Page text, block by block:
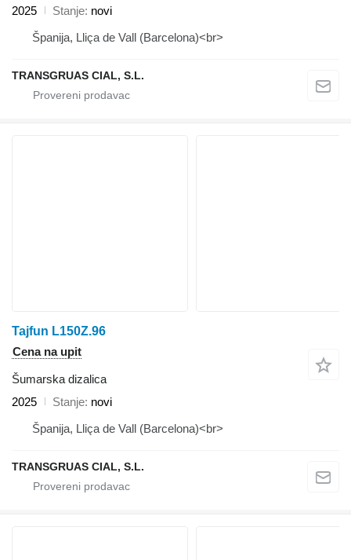
2025
Stanje novi
Španija, Lliça de Vall (Barcelona)<br>
TRANSGRUAS CIAL, S.L.
Tajfun L150Z.96
Cena na upit
Šumarska dizalica
2025
Stanje novi
Španija, Lliça de Vall (Barcelona)<br>
TRANSGRUAS CIAL, S.L.